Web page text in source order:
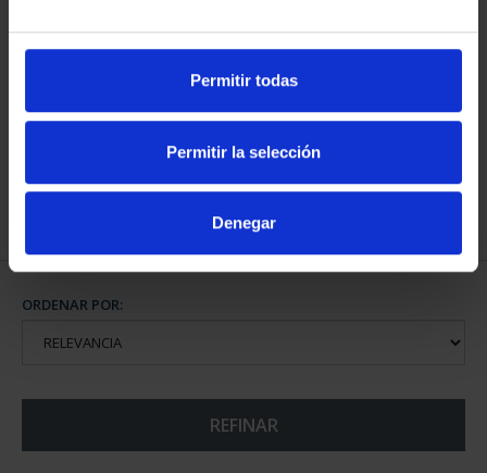
Permitir todas
Permitir la selección
Denegar
CAPITALES ESPAÑOLAS
73,00 €
ORDENAR POR:
REFINAR